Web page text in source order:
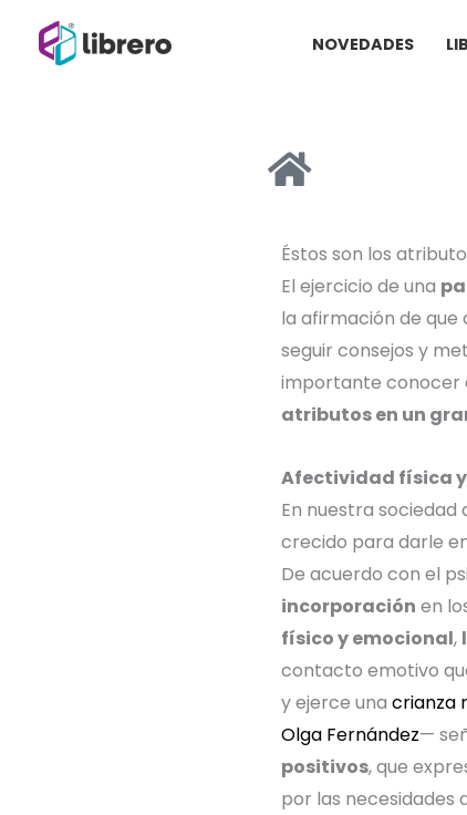
NOVEDADES
Éstos son los
El ejercicio de una
la afirmación de que
seguir consejos y
importante conocer
atributos en un
Afectividad física y
En nuestra
crecido para darle
De acuerdo con el
incorporación en
físico y emocional,
contacto emotivo
y ejerce una crianza
Olga Fernández—
positivos, que
por las necesidades